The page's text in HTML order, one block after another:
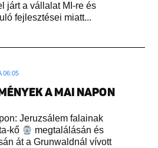
járt a vállalat MI-re és
fejlesztései miatt...
06:05
A MAI NAPON
Jeruzsálem falainak
kő
megtalálásán és
át a Grunwaldnál vívott